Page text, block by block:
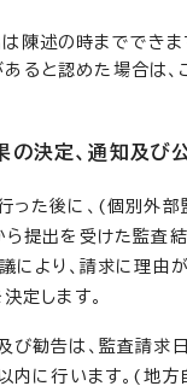
陳述の時までできま
ると認めた場合は、
決定、通知及び
った後に、(個別外部
ら提出を受けた監査
により、請求に理由
定します。
び勧告は、監査請求
内に行います。(地